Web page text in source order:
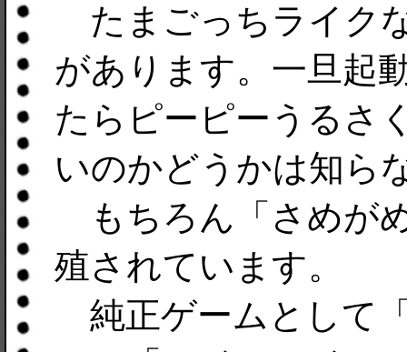
たまごっちライク
があります。一旦起
たらピーピーうるさ
いのかどうかは知ら
もちろん「さめが
殖されています。
純正ゲームとして